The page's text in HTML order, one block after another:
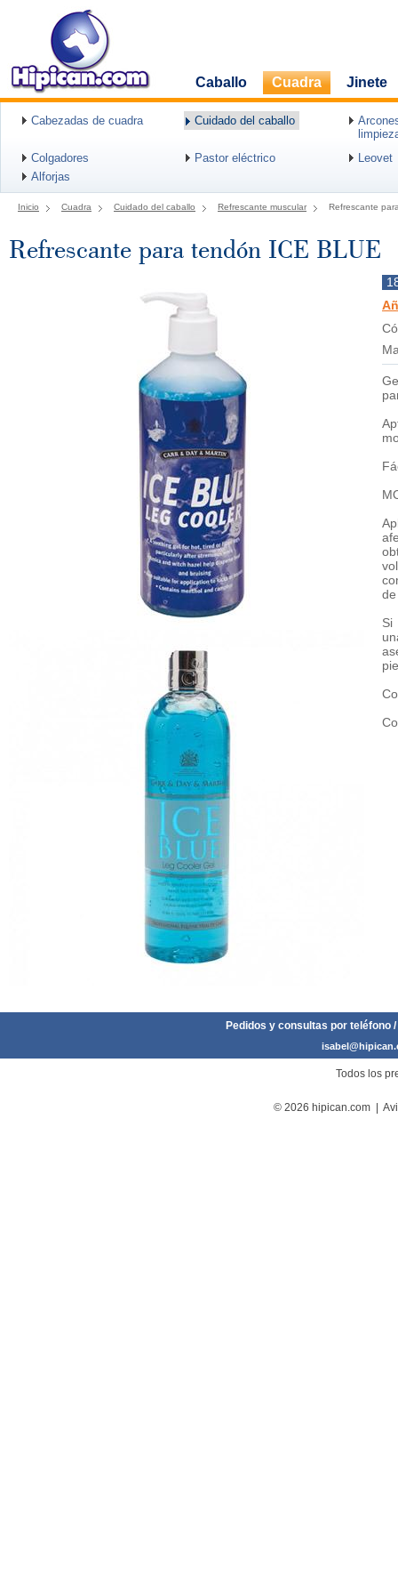
Caballo Cuadra Jinete
Cabezadas de cuadra Cuidado del caballo
Colgadores
Pastor eléctrico
Leovet
Alforjas
Inicio Cuadra Cuidado del caballo Refrescante muscular Refrescante
Refrescante para tendón ICE BLUE
Si
Pedidos y consultas por teléfono
Todos los
© 2026 hipican.com |